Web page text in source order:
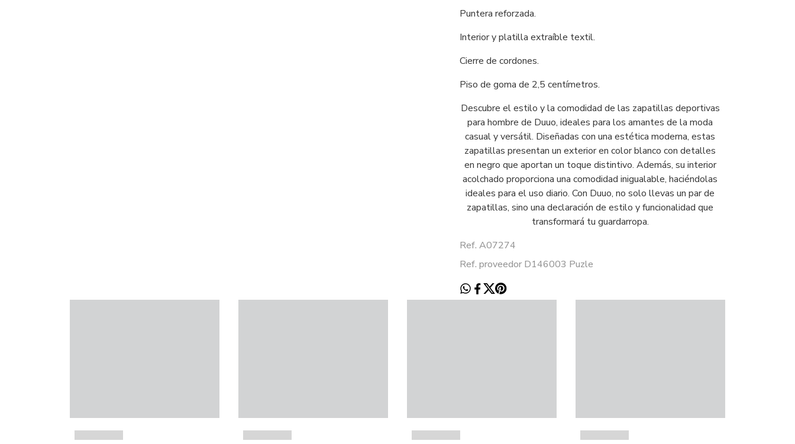
Puntera reforzada.
Interior y platilla extraíble textil.
Cierre de cordones.
Piso de goma de 2,5 centímetros.
Descubre el estilo y la comodidad de las zapatillas deportivas
para hombre de Duuo, ideales para los amantes de la moda
casual y versátil. Diseñadas con una estética moderna, estas
zapatillas presentan un exterior en color blanco con detalles
en negro que aportan un toque distintivo. Además, su interior
acolchado proporciona una comodidad inigualable, haciéndolas
ideales para el uso diario. Con Duuo, no solo llevas un par de
zapatillas, sino una declaración de estilo y funcionalidad que
transformará tu guardarropa.
Ref. A07274
Ref. proveedor D146003 Puzle